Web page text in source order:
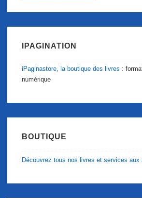
IPAGINATION
iPaginastore, la boutique des livres :
numérique
BOUTIQUE
Découvrez tous nos livres et services aux